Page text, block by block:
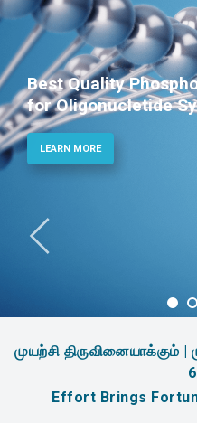
Best Quality
for Oligonucletide
LEARN MORE
முயற்சி திருவினையாக்கும்
Effort Brings